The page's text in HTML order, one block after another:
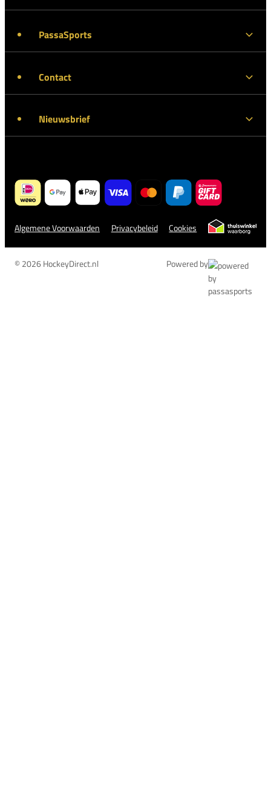
PassaSports
Contact
Nieuwsbrief
Algemene Voorwaarden Privacybeleid Cookies
© 2026 HockeyDirect.nl Powered by